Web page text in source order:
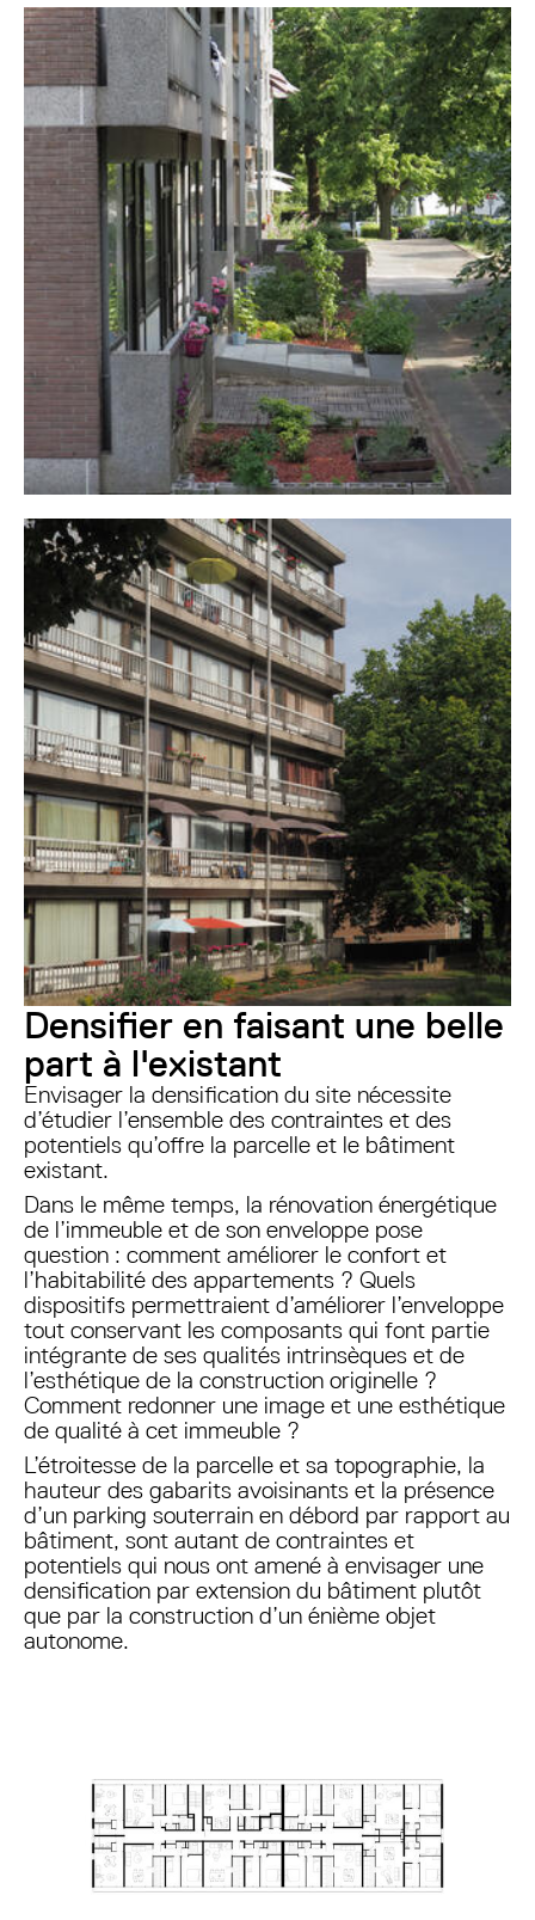
Densifier en faisant une belle
part à l'existant
Envisager la densification du site nécessite
d’étudier l’ensemble des contraintes et des
potentiels qu’offre la parcelle et le bâtiment
existant.
Dans le même temps, la rénovation énergétique
de l’immeuble et de son enveloppe pose
question : comment améliorer le confort et
l’habitabilité des appartements ? Quels
dispositifs permettraient d’améliorer l’enveloppe
tout conservant les composants qui font partie
intégrante de ses qualités intrinsèques et de
l’esthétique de la construction originelle ?
Comment redonner une image et une esthétique
de qualité à cet immeuble ?
L’étroitesse de la parcelle et sa topographie, la
hauteur des gabarits avoisinants et la présence
d’un parking souterrain en débord par rapport au
bâtiment, sont autant de contraintes et
potentiels qui nous ont amené à envisager une
densification par extension du bâtiment plutôt
que par la construction d’un énième objet
autonome.